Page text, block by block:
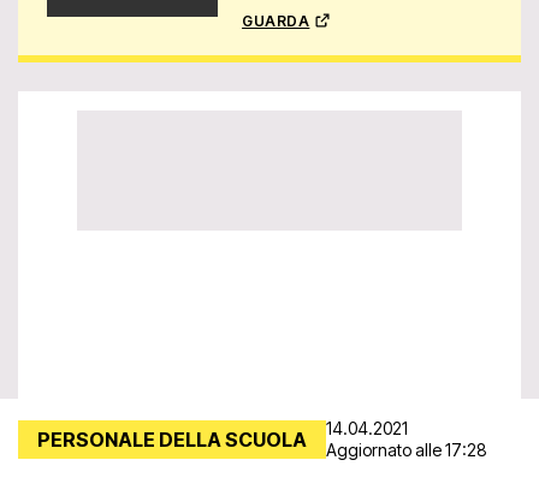
guarda
PERSONALE DELLA SCUOLA
14.04.2021
Aggiornato alle 17:28